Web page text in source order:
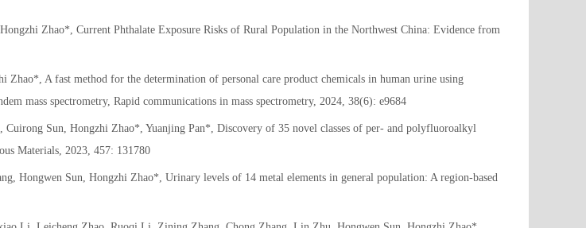
Zhao*, Current Phthalate Exposure Risks of Rural Population in the Northwest China: Evidence from
A fast method for the determination of personal care product chemicals in human urine using
mass spectrometry, Rapid communications in mass spectrometry, 2024, 38(6): e9684
Cuirong Sun, Hongzhi Zhao*, Yuanjing Pan*, Discovery of 35 novel classes of per- and polyfluoroalkyl
Materials, 2023, 457: 131780
Hongwen Sun, Hongzhi Zhao*, Urinary levels of 14 metal elements in general population: A region-based